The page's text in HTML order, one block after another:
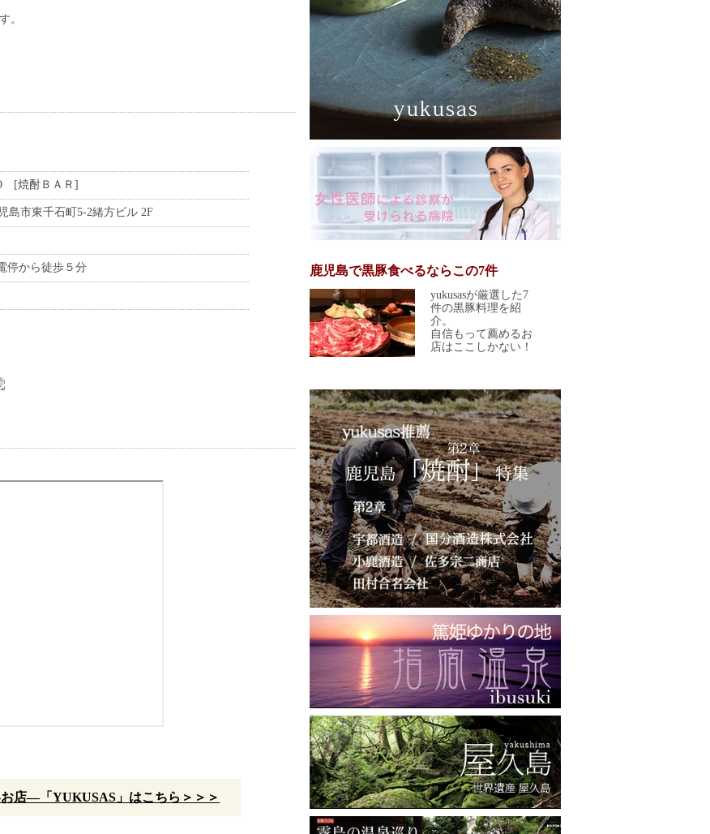
。
[焼酎ＢＡＲ]
島市東千石町5-2緒方ビル 2F
停から徒歩５分
店—「YUKUSAS」はこちら＞＞＞
鹿児島で黒豚食べるならこの7件
yukusasが厳選した7
件の黒豚料理を紹
介。
自信もって薦めるお
店はここしかない！